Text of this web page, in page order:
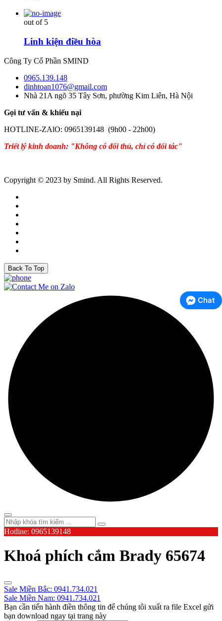
out of 5
Linh kiện điều hòa
Công Ty Cổ Phần SMIND
0965.139.148
dinhtoan1076@gmail.com
Nhà 21A ngõ 35 Tây Sơn, phường Kim Liên, Hà Nội
Gọi tư vấn & khiếu nại
HOTLINE-ZAlO: 0965139148 (9h00 - 22h00)
Triết lý kinh doanh: "Không có đối thủ, chỉ có đối tác"
Copyright © 2023 by Smind. All Rights Reserved.
Back To Top
Chat
Hotline: 0965139148
Khoá phích cắm Brady 65674
Sale Miền Bắc: 0941.734.021
Sale Miền Nam: 0941.734.021
Bạn cần tiến hành điền thông tin để chúng tôi xuất ra file Excel gửi
bạn download ngay tại trang này